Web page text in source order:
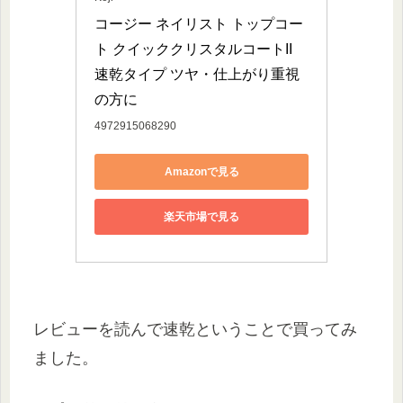
コージー ネイリスト トップコー
ト クイッククリスタルコートII
速乾タイプ ツヤ・仕上がり重視
の方に
4972915068290
Amazonで見る
楽天市場で見る
レビューを読んで速乾ということで買ってみ
ました。